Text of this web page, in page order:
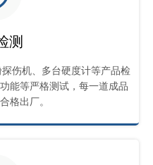
测
伤机、多台硬度计等产品检
能等严格测试，每一道成品
格出厂。